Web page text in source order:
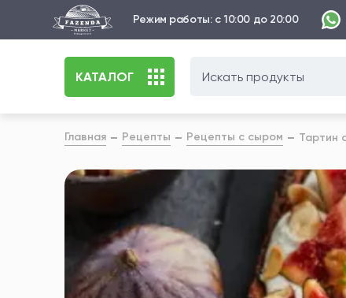
Режим работы: с 10:00 до 20:00
КАТАЛОГ
Главная Рецепты Рецепты с сыром Тартин